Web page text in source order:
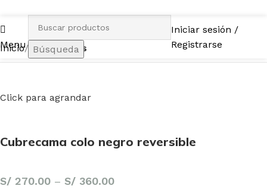
Menu Búsqueda
Iniciar sesión /
Registrarse
Inicio Cubrecamas
Click para agrandar
Cubrecama colo negro reversible
S/ 270.00 – S/ 360.00